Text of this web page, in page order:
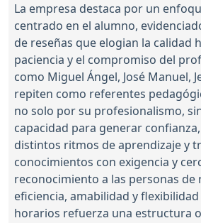
La empresa destaca por un
centrado en el alumno,
de reseñas que elogian la calidad
paciencia y el compromiso del
como Miguel Ángel, José Manuel,
repiten como referentes
no solo por su profesionalismo,
capacidad para generar
distintos ritmos de aprendizaje y
conocimientos con exigencia y
reconocimiento a las personas de
eficiencia, amabilidad y
horarios refuerza una estructura